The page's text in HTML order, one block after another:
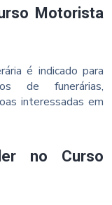
Motorista
é indicado para
de funerárias,
interessadas em
no Curso